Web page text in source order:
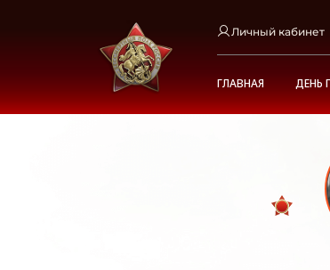
Личный кабинет
ГЛАВНАЯ ДЕНЬ